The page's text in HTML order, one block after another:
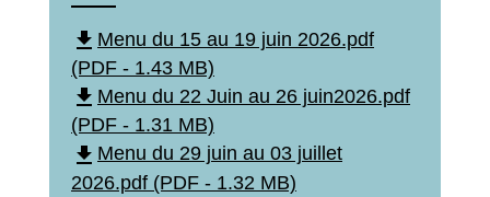
file_download Menu du 15 au 19 juin 2026.pdf
(PDF - 1.43 MB)
file_download Menu du 22 Juin au 26 juin2026.pdf
(PDF - 1.31 MB)
file_download Menu du 29 juin au 03 juillet
2026.pdf (PDF - 1.32 MB)